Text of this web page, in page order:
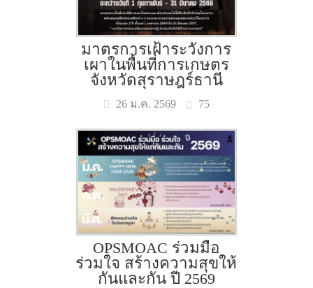
มาตรการเฝ้าระวังการ
เผาในพื้นที่การเกษตร
จังหวัดสุราษฎร์ธานี
26 ม.ค. 2569 75
OPSMOAC ร่วมมือ
ร่วมใจ สร้างความสุขให้
กันและกัน ปี 2569